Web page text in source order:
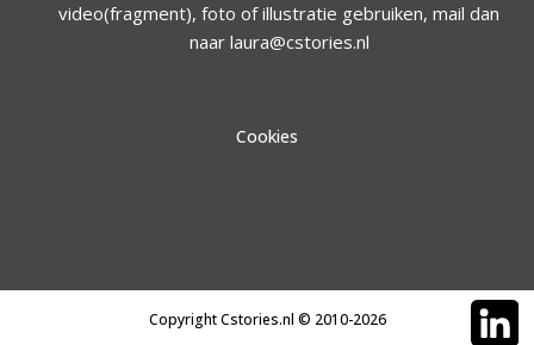
video(fragment), foto of illustratie gebruiken, mail dan
naar laura@cstories.nl
Cookies
Copyright Cstories.nl © 2010-2026